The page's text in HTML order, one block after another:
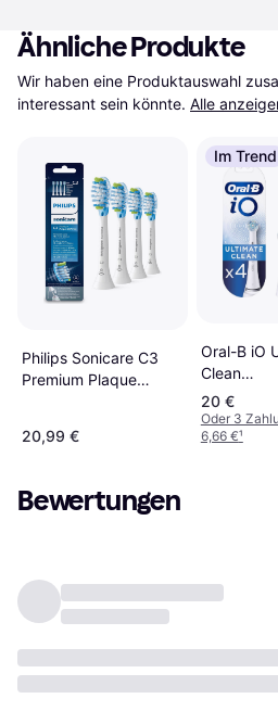
Ähnliche Produkte
Wir haben eine Produktauswahl
interessant sein könnte. Alle
Philips Sonicare C3
Premium Plaque
20,99 €
Im Trend
Oral-B iO
Clean
Brush
4-pack
20 €
Oder 3
6,66 €¹
Bewertungen